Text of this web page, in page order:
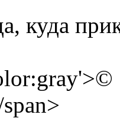
куда